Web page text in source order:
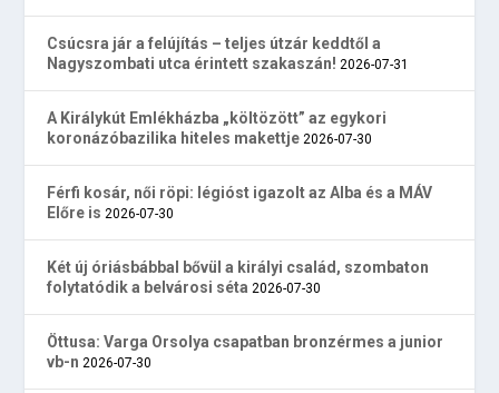
Csúcsra jár a felújítás – teljes útzár keddtől a
Nagyszombati utca érintett szakaszán! 2026-07-31
A Királykút Emlékházba „költözött” az egykori
koronázóbazilika hiteles makettje 2026-07-30
Férfi kosár, női röpi: légióst igazolt az Alba és a MÁV
Előre is 2026-07-30
Két új óriásbábbal bővül a királyi család, szombaton
folytatódik a belvárosi séta 2026-07-30
Öttusa: Varga Orsolya csapatban bronzérmes a junior
vb-n 2026-07-30